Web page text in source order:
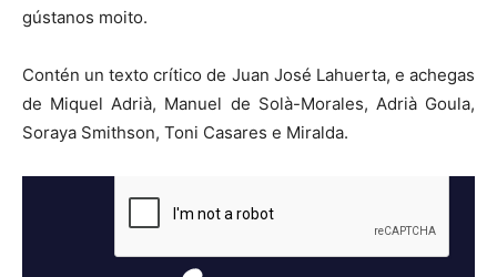
gústanos moito.
Contén un texto crítico de Juan José Lahuerta, e achegas
de Miquel Adrià, Manuel de Solà-Morales, Adrià Goula,
Soraya Smithson, Toni Casares e Miralda.